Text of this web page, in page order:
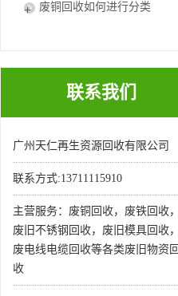
废铜回收如何进行分类
联系我们
广州天仁再生资源回收有限公司
联系方式:13711115910
主营服务：废铜回收，废铁回收，
废旧不锈钢回收，废旧模具回收，
废电线电缆回收等各类废旧物资回
收